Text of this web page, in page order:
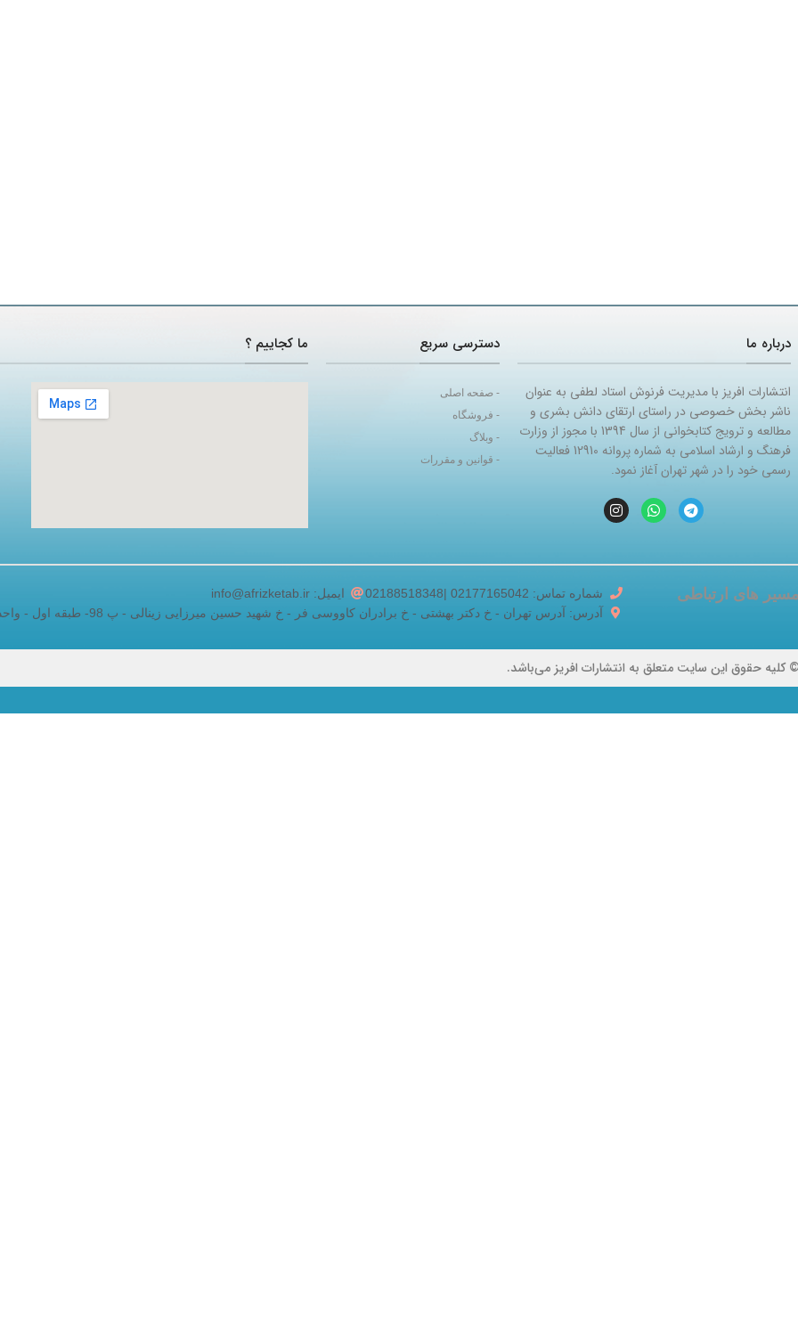
درباره ما
انتشارات افریز با مدیریت فرنوش استاد لطفی به عنوان
ناشر بخش خصوصی در راستای ارتقای دانش بشری و
مطالعه و ترویج کتابخوانی از سال 1394 با مجوز از وزارت
فرهنگ و ارشاد اسلامی به شماره پروانه 12910 فعالیت
رسمی خود را در شهر تهران آغاز نمود.
دسترسی سریع
- صفحه اصلی
- فروشگاه
- وبلاگ
- قوانین و مقررات
ما کجاییم ؟
های ارتباطی شماره تماس: 02177165042 |02188518348
ایمیل: info@afrizketab.ir
آدرس: آدرس تهران - خ دکتر بهشتی - خ برادران کاووسی فر - خ شهید حسین میرزایی زینالی - پ 98- طبقه اول - واحد 5
کلیه حقوق این سایت متعلق به انتشارات افریز می‌باشد.